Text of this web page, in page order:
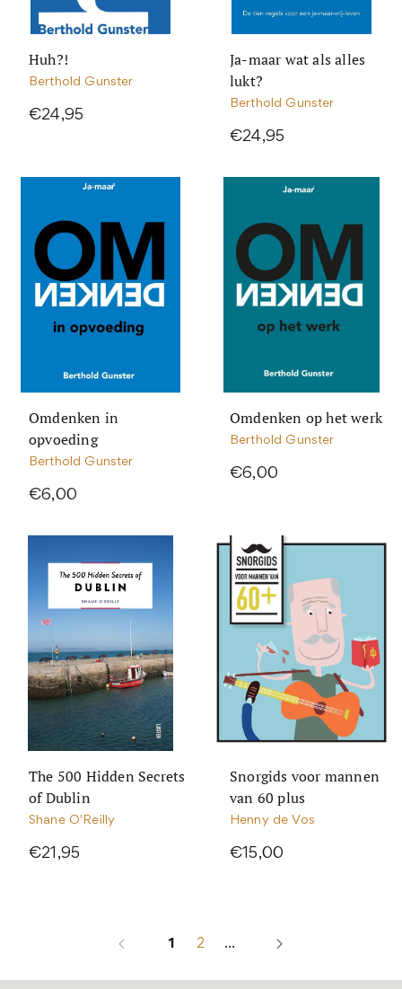
Huh?!
Berthold Gunster
€24,95
Ja-maar wat als alles
lukt?
Berthold Gunster
€24,95
Omdenken in
opvoeding
Berthold Gunster
€6,00
Omdenken op het werk
Berthold Gunster
€6,00
The 500 Hidden Secrets
of Dublin
Shane O'Reilly
€21,95
Snorgids voor mannen
van 60 plus
Henny de Vos
€15,00
1 2 ...